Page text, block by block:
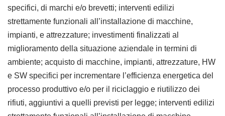
specifici, di marchi e/o brevetti; interventi edilizi
strettamente funzionali all’installazione di macchine,
impianti, e attrezzature; investimenti finalizzati al
miglioramento della situazione aziendale in termini di
ambiente; acquisto di macchine, impianti, attrezzature, HW
e SW specifici per incrementare l’efficienza energetica del
processo produttivo e/o per il riciclaggio e riutilizzo dei
rifiuti, aggiuntivi a quelli previsti per legge; interventi edilizi